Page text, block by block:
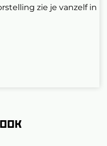
zie je vanzelf in